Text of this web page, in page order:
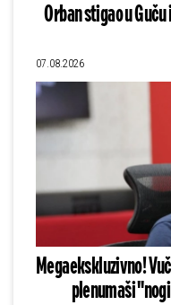
Orban stigao u
07.08.2026
Megaekskluzivno!
plenumaši